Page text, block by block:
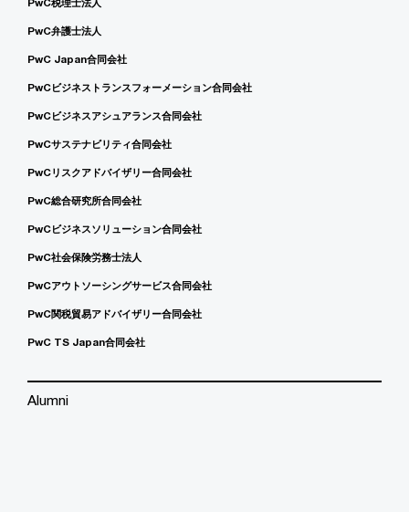
PwC弁護士法人
PwC Japan合同会社
PwCビジネストランスフォーメーション合同会社
PwCビジネスアシュアランス合同会社
PwCサステナビリティ合同会社
PwCリスクアドバイザリー合同会社
PwC総合研究所合同会社
PwCビジネスソリューション合同会社
PwC社会保険労務士法人
PwCアウトソーシングサービス合同会社
PwC関税貿易アドバイザリー合同会社
PwC TS Japan合同会社
Alumni